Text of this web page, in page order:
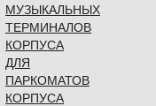
МУЗЫКАЛЬНЫХ
ТЕРМИНАЛОВ
КОРПУСА
ДЛЯ
ПАРКОМАТОВ
КОРПУСА